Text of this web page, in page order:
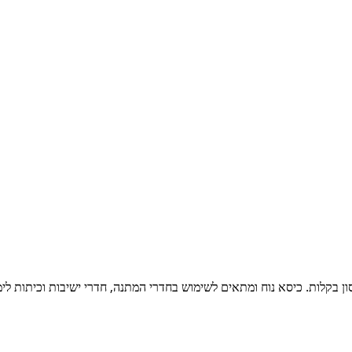
כיסא נוח ומתאים לשימוש בחדרי המתנה, חדרי ישיבות וכיתות